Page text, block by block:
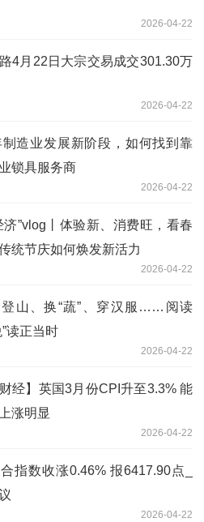
2026-04-22
4月22日大宗交易成交301.30万
2026-04-22
制造业发展新阶段，如何找到靠
锁具服务商
2026-04-22
济”vlog丨体验新、消费旺，看春
统节庆如何焕发新活力
2026-04-22
山、换“蔬”、穿汉服……阅读
”读正当时
2026-04-22
财经】英国3月份CPI升至3.3% 能
涨明显
2026-04-22
指数收涨0.46% 报6417.90点_
2026-04-22